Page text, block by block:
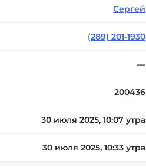
Сергей
(289) 201-1930
—
200436
30 июля 2025, 10:07 утра
30 июля 2025, 10:33 утра